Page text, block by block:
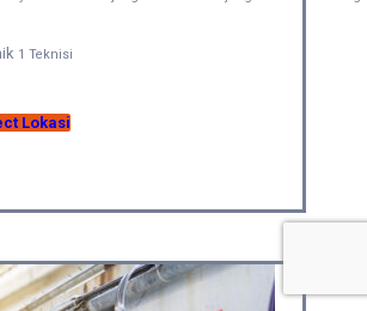
1 Teknisi
Lokasi